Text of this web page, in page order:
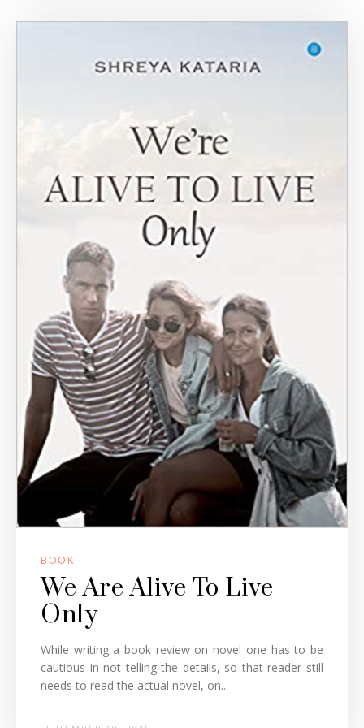
BOOK
We Are Alive To Live
Only
While writing a book review on novel one has to be
cautious in not telling the details, so that reader still
needs to read the actual novel, on...